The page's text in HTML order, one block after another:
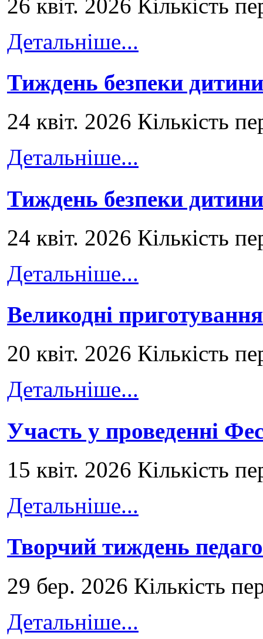
26 квіт. 2026 Кількість
Детальніше...
Тиждень безпеки
24 квіт. 2026 Кількість
Детальніше...
Тиждень безпеки
24 квіт. 2026 Кількість
Детальніше...
Великодні приготування
20 квіт. 2026 Кількість
Детальніше...
Участь у проведенні
15 квіт. 2026 Кількість
Детальніше...
Творчий тиждень
29 бер. 2026 Кількість
Детальніше...